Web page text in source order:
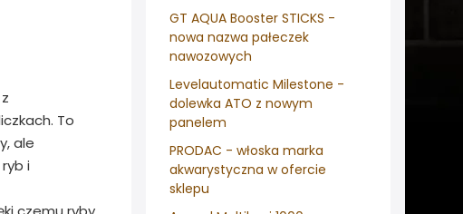
GT AQUA Booster STICKS -
nowa nazwa pałeczek
nawozowych
Levelautomatic Milestone -
dolewka ATO z nowym
panelem
PRODAC - włoska marka
akwarystyczna w ofercie
sklepu
To
ale
i